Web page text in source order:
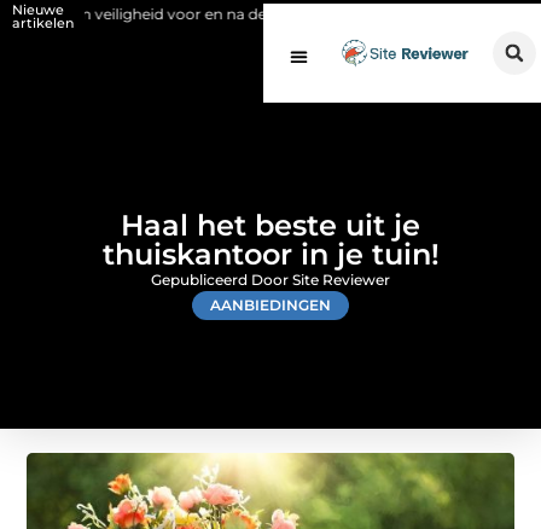
Nieuwe
artikelenvoor en na de SCIOS-keuring van de stookinstallatie
Haal het beste uit je
thuiskantoor in je tuin!
AANBIEDINGEN
Gepubliceerd Door Site Reviewer